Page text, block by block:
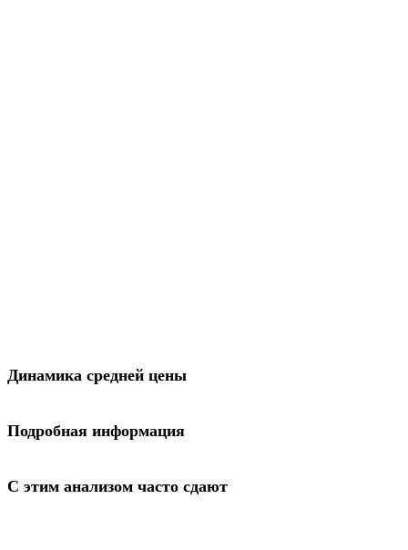
Динамика средней цены
Подробная информация
С этим анализом часто сдают